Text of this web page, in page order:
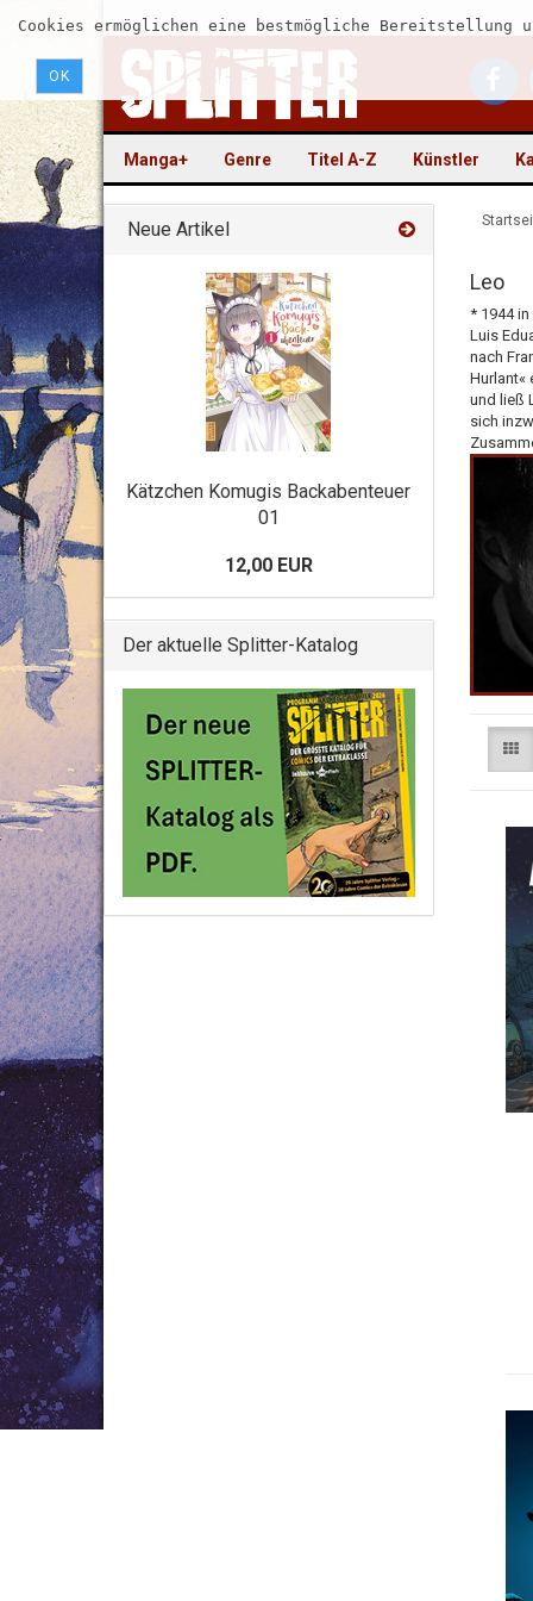
Cookies ermöglichen eine bestmögliche
OK
Manga+ Genre Titel A-Z Künstler
Leo
* 1944
Luis
nach
Hurlant«
und ließ
sich
Neue Artikel
Kätzchen Komugis Backabenteuer
01
12,00 EUR
Der aktuelle Splitter-Katalog